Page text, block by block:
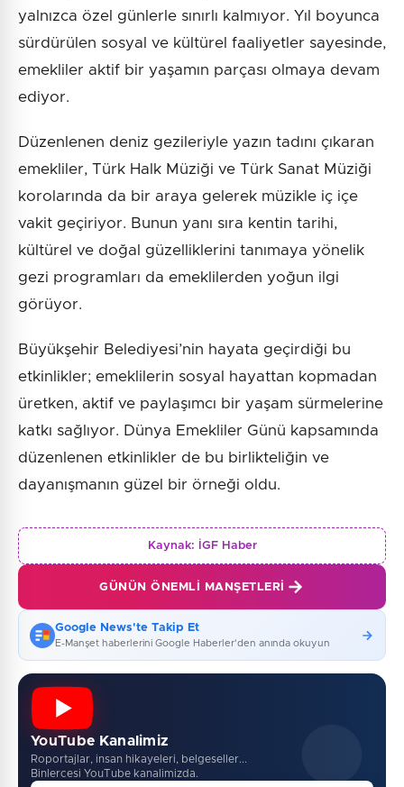
yalnızca özel günlerle sınırlı kalmıyor. Yıl boyunca
sürdürülen sosyal ve kültürel faaliyetler sayesinde,
emekliler aktif bir yaşamın parçası olmaya devam
ediyor.
Düzenlenen deniz gezileriyle yazın tadını çıkaran
emekliler, Türk Halk Müziği ve Türk Sanat Müziği
korolarında da bir araya gelerek müzikle iç içe
vakit geçiriyor. Bunun yanı sıra kentin tarihi,
kültürel ve doğal güzelliklerini tanımaya yönelik
gezi programları da emeklilerden yoğun ilgi
görüyor.
Büyükşehir Belediyesi’nin hayata geçirdiği bu
etkinlikler; emeklilerin sosyal hayattan kopmadan
üretken, aktif ve paylaşımcı bir yaşam sürmelerine
katkı sağlıyor. Dünya Emekliler Günü kapsamında
düzenlenen etkinlikler de bu birlikteliğin ve
dayanışmanın güzel bir örneği oldu.
Kaynak: İGF Haber
GÜNÜN ÖNEMLI MANŞETLERI
Google News'te Takip Et
E-Manşet haberlerini Google Haberler'den anında okuyun
YouTube Kanalimiz
Roportajlar, insan hikayeleri, belgeseller...
Binlercesi YouTube kanalimizda.